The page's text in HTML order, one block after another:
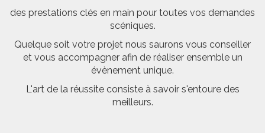
des prestations clés en main pour toutes vos demandes
scéniques.
Quelque soit votre projet nous saurons vous conseiller
et vous accompagner afin de réaliser ensemble un
évènement unique.
L'art de la réussite consiste à savoir s'entoure des
meilleurs.